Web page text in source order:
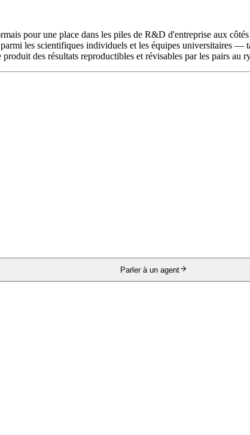
pour une place dans les piles de R&D d'entreprise aux
les scientifiques individuels et les équipes universitaires —
des résultats reproductibles et révisables par les pairs au
Parler à un agent